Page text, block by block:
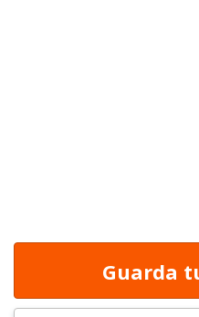
Guarda